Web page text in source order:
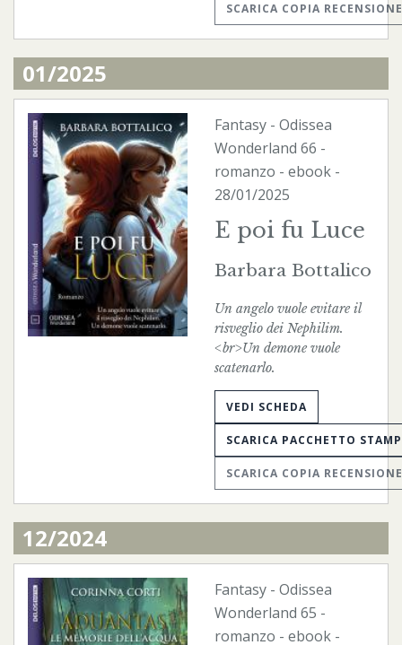
SCARICA COPIA RECENSIONE
01/2025
Fantasy - Odissea
Wonderland 66 -
romanzo - ebook -
28/01/2025
E poi fu Luce
Barbara Bottalico
Un angelo vuole evitare il
risveglio dei Nephilim.
<br>Un demone vuole
scatenarlo.
VEDI SCHEDA
SCARICA PACCHETTO
SCARICA COPIA RECENSIONE
12/2024
Fantasy - Odissea
Wonderland 65 -
romanzo - ebook -